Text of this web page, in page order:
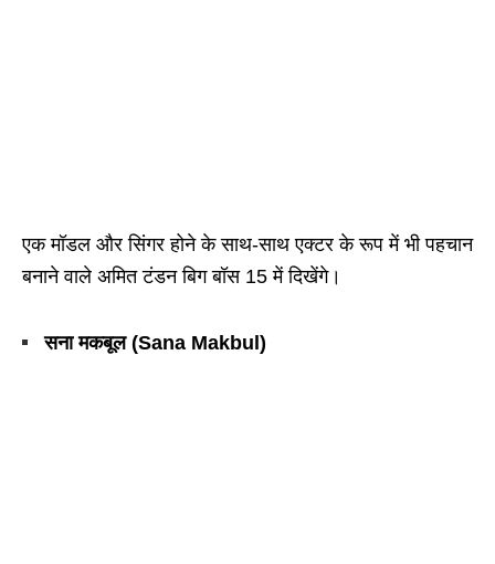
एक मॉडल और सिंगर होने के साथ-साथ एक्टर के रूप में भी पहचान
बनाने वाले अमित टंडन बिग बॉस 15 में दिखेंगे।
सना मकबूल (Sana Makbul)